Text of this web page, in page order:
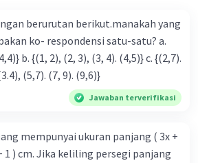
berurutan berikut.manakah yang
satu-satu? a.
c. {(2,7).
(8,7)} d. {(3.4), (5,7). (7, 9). (9,6)}
Jawaban terverifikasi
mempunyai ukuran panjang ( 3x +
1 ) cm. Jika keliling persegi panjang